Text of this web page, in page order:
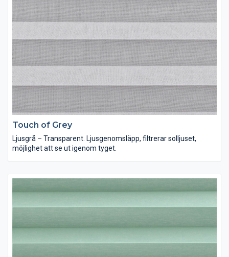
Touch of Grey
Ljusgrå – Transparent. Ljusgenomsläpp, filtrerar solljuset,
möjlighet att se ut igenom tyget.